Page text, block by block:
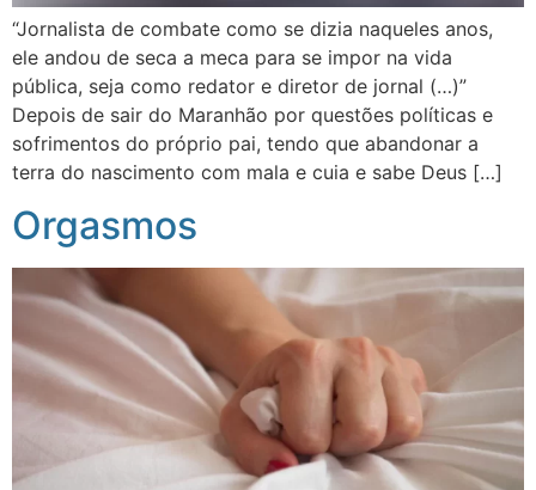
“Jornalista de combate como se dizia naqueles anos,
ele andou de seca a meca para se impor na vida
pública, seja como redator e diretor de jornal (…)”
Depois de sair do Maranhão por questões políticas e
sofrimentos do próprio pai, tendo que abandonar a
terra do nascimento com mala e cuia e sabe Deus […]
Orgasmos